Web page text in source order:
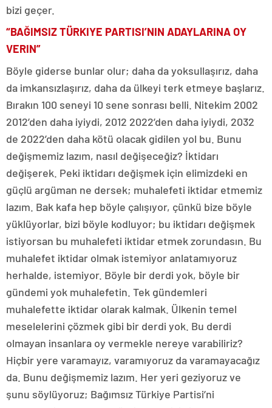
bizi geçer.
“BAĞIMSIZ TÜRKIYE PARTISI’NIN ADAYLARINA OY
VERIN”
Böyle giderse bunlar olur; daha da yoksullaşırız, daha
da imkansızlaşırız, daha da ülkeyi terk etmeye başlarız.
Bırakın 100 seneyi 10 sene sonrası belli. Nitekim 2002
2012’den daha iyiydi, 2012 2022’den daha iyiydi, 2032
de 2022’den daha kötü olacak gidilen yol bu. Bunu
değişmemiz lazım, nasıl değişeceğiz? İktidarı
değişerek. Peki iktidarı değişmek için elimizdeki en
güçlü argüman ne dersek; muhalefeti iktidar etmemiz
lazım. Bak kafa hep böyle çalışıyor, çünkü bize böyle
yüklüyorlar, bizi böyle kodluyor; bu iktidarı değişmek
istiyorsan bu muhalefeti iktidar etmek zorundasın. Bu
muhalefet iktidar olmak istemiyor anlatamıyoruz
herhalde, istemiyor. Böyle bir derdi yok, böyle bir
gündemi yok muhalefetin. Tek gündemleri
muhalefette iktidar olarak kalmak. Ülkenin temel
meselelerini çözmek gibi bir derdi yok. Bu derdi
olmayan insanlara oy vermekle nereye varabiliriz?
Hiçbir yere varamayız, varamıyoruz da varamayacağız
da. Bunu değişmemiz lazım. Her yeri geziyoruz ve
şunu söylüyoruz; Bağımsız Türkiye Partisi’ni